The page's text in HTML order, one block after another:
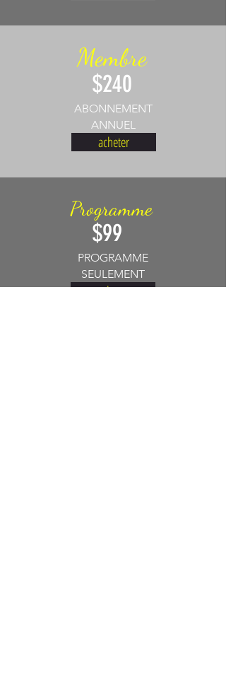
$240
Membre
ABONNEMENT
ANNUEL
acheter
$99
Programme
PROGRAMME
SEULEMENT
acheter